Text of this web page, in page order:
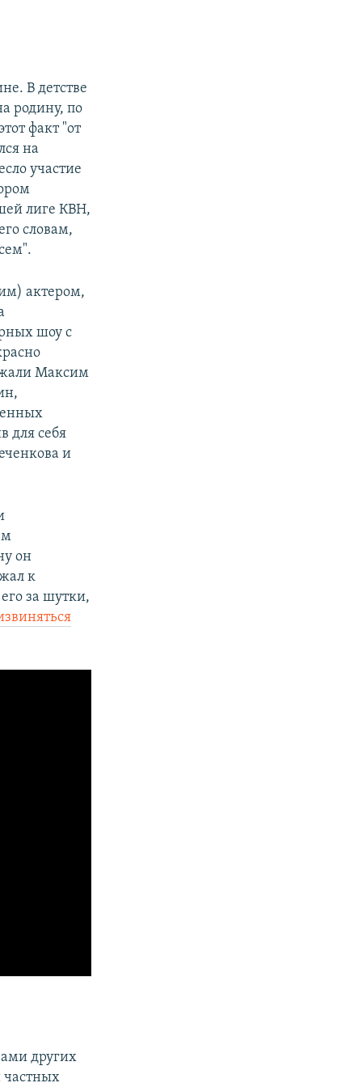
В детстве
родину, по
факт "от
на
участие
лиге КВН,
словам,
актером,
шоу с
Максим
для себя
и
он
к
за шутки,
других
частных